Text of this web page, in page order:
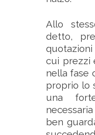
Allo
detto,
cui prezzi
nella fase
proprio lo
una
ben